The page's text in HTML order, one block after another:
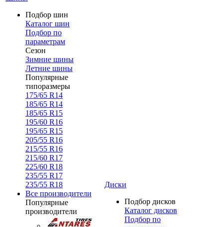
Подбор шин
Каталог шин
Подбор по
параметрам
Сезон
Зимние шины
Летние шины
Популярные
типоразмеры
175/65 R14
185/65 R14
185/65 R15
195/60 R16
195/65 R15
205/55 R16
215/55 R16
215/60 R17
225/60 R18
235/55 R17
235/55 R18
Все производители
Популярные
производители
Диски
Подбор дисков
Каталог дисков
Подбор по